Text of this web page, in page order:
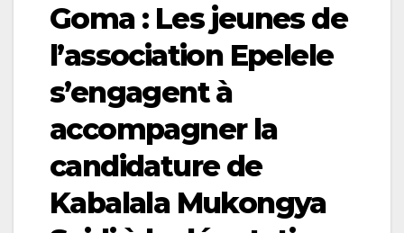
Goma : Les jeunes de
l’association Epelele
s’engagent à
accompagner la
candidature de
Kabalala Mukongya